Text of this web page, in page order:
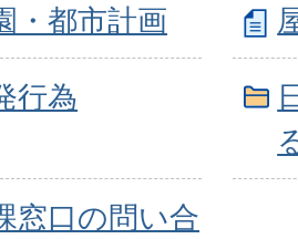
・都市計画
行為
窓口の問い合